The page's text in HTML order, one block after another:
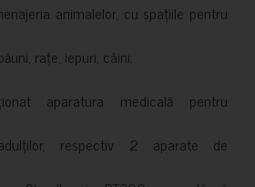
animalelor, cu spațiile pentru
rațe, iepuri, câini;
aparatura medicală pentru
respectiv 2 aparate de